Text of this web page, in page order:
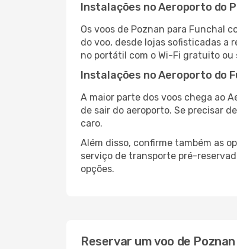
Instalações no Aeroporto do
Os voos de Poznan para Funchal
do voo, desde lojas sofisticadas a
no portátil com o Wi-Fi gratuito
Instalações no Aeroporto do
A maior parte dos voos chega ao
de sair do aeroporto. Se precisar
caro.
Além disso, confirme também as
serviço de transporte pré-
opções.
Reservar um voo de